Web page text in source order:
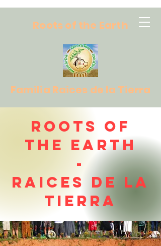
Roots of the Earth
Familia Raices de la Tierra
Roots of
the Earth
-
Raices de la
Tierra